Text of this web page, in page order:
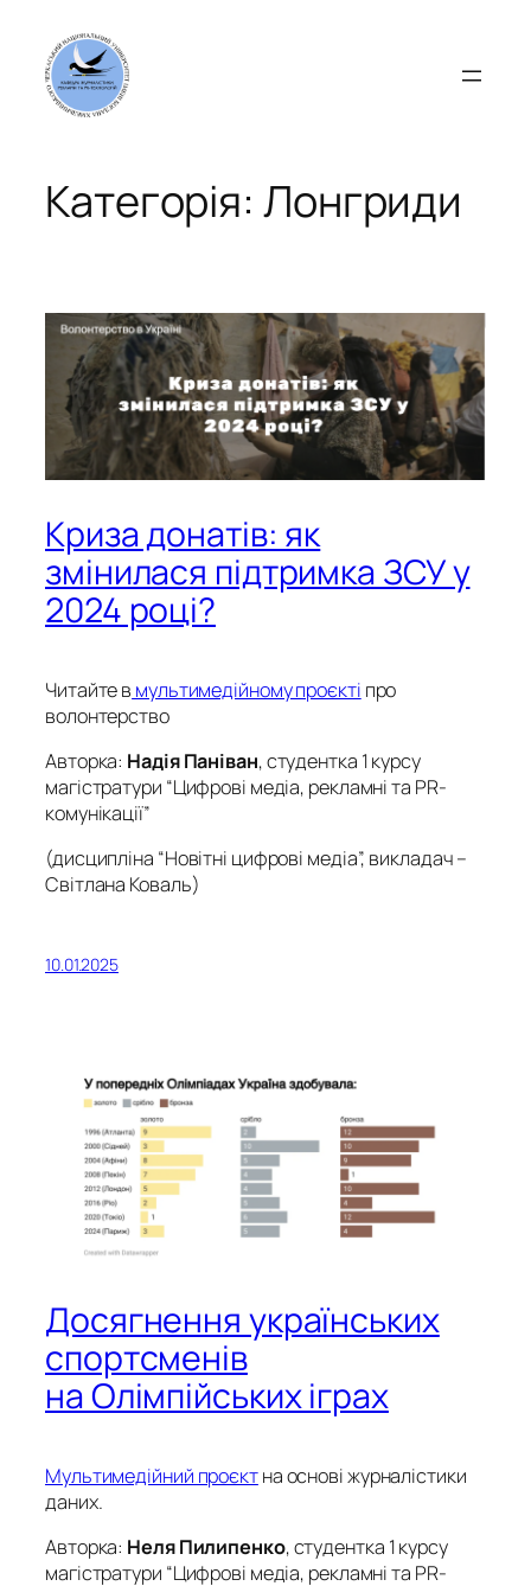
вмісту
Категорія: Лонгриди
Криза донатів: як
змінилася підтримка ЗСУ у
2024 році?
Читайте в мультимедійному проєкті про
волонтерство
Авторка: Надія Паніван, студентка 1 курсу
магістратури “Цифрові медіа, рекламні та PR-
комунікації”
(дисципліна “Новітні цифрові медіа”, викладач –
Світлана Коваль)
10.01.2025
Досягнення українських
спортсменів
на Олімпійських іграх
Мультимедійний проєктна основі журналістики
даних.
Авторка: Неля Пилипенко, студентка 1 курсу
магістратури “Цифрові медіа, рекламні та PR-